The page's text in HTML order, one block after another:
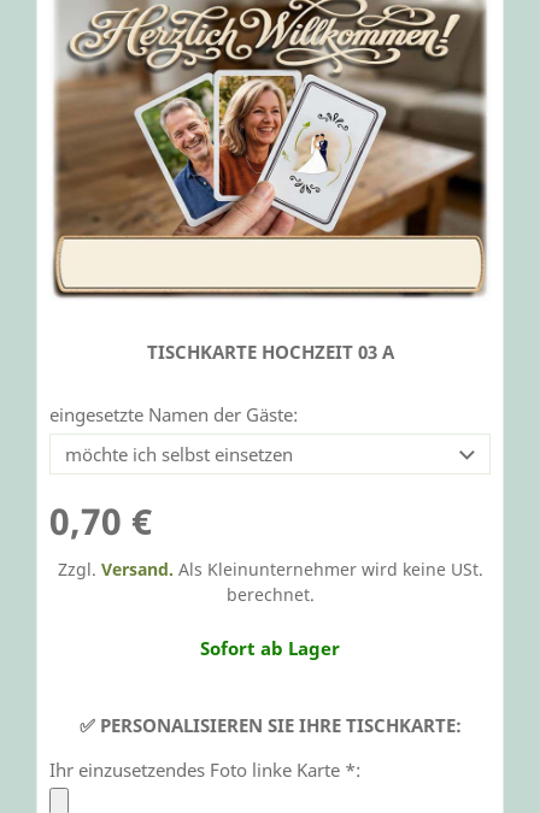
TISCHKARTE HOCHZEIT 03 A
eingesetzte Namen der Gäste:
0,70 €
Zzgl. Versand. Als Kleinunternehmer wird keine USt.
berechnet.
Sofort ab Lager
✅ PERSONALISIEREN SIE IHRE TISCHKARTE:
Ihr einzusetzendes Foto linke Karte *: